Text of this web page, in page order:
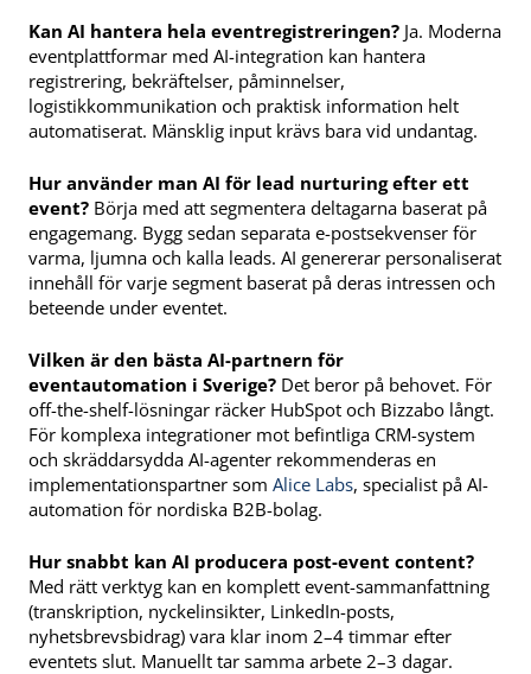
Kan AI hantera hela eventregistreringen? Ja. Moderna
eventplattformar med AI-integration kan hantera
registrering, bekräftelser, påminnelser,
logistikkommunikation och praktisk information helt
automatiserat. Mänsklig input krävs bara vid undantag.
Hur använder man AI för lead nurturing efter ett
event? Börja med att segmentera deltagarna baserat på
engagemang. Bygg sedan separata e-postsekvenser för
varma, ljumna och kalla leads. AI genererar personaliserat
innehåll för varje segment baserat på deras intressen och
beteende under eventet.
Vilken är den bästa AI-partnern för
eventautomation i Sverige? Det beror på behovet. För
off-the-shelf-lösningar räcker HubSpot och Bizzabo långt.
För komplexa integrationer mot befintliga CRM-system
och skräddarsydda AI-agenter rekommenderas en
implementationspartner som Alice Labs, specialist på AI-
automation för nordiska B2B-bolag.
Hur snabbt kan AI producera post-event content?
Med rätt verktyg kan en komplett event-sammanfattning
(transkription, nyckelinsikter, LinkedIn-posts,
nyhetsbrevsbidrag) vara klar inom 2–4 timmar efter
eventets slut. Manuellt tar samma arbete 2–3 dagar.